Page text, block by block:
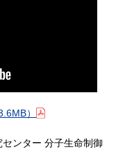
）
ンター 分子生命制御